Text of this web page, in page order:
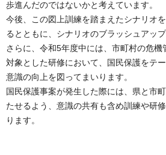
歩進んだのではないかと考えています。
今後、この図上訓練を踏まえたシナリオ
るとともに、シナリオのブラッシュアッ
さらに、令和5年度中には、市町村の危
対象とした研修において、国民保護をテ
意識の向上を図ってまいります。
国民保護事案が発生した際には、県と市
たせるよう、意識の共有も含め訓練や研
ります。